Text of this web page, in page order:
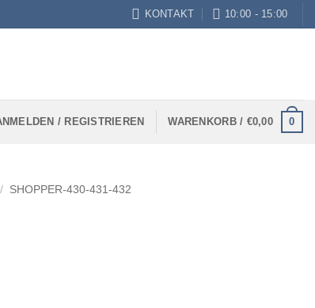
KONTAKT 10:00 - 15:00
/ REGISTRIEREN WARENKORB / €0,00 0
/ SHOPPER-430-431-432